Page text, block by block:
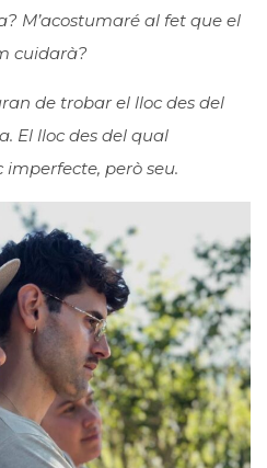
M’acostumaré al fet que el
cuidarà?
de trobar el lloc des del
El lloc des del qual
però seu.